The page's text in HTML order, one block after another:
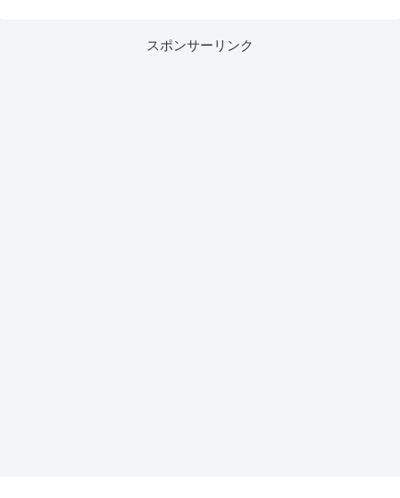
スポンサーリンク